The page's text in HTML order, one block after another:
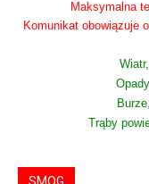
Maksymalna
Komunikat obowiązuje
Trąby